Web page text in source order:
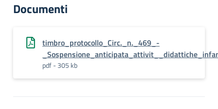
Documenti
timbro_protocollo_Circ._n._469_-
pdf - 305 kb